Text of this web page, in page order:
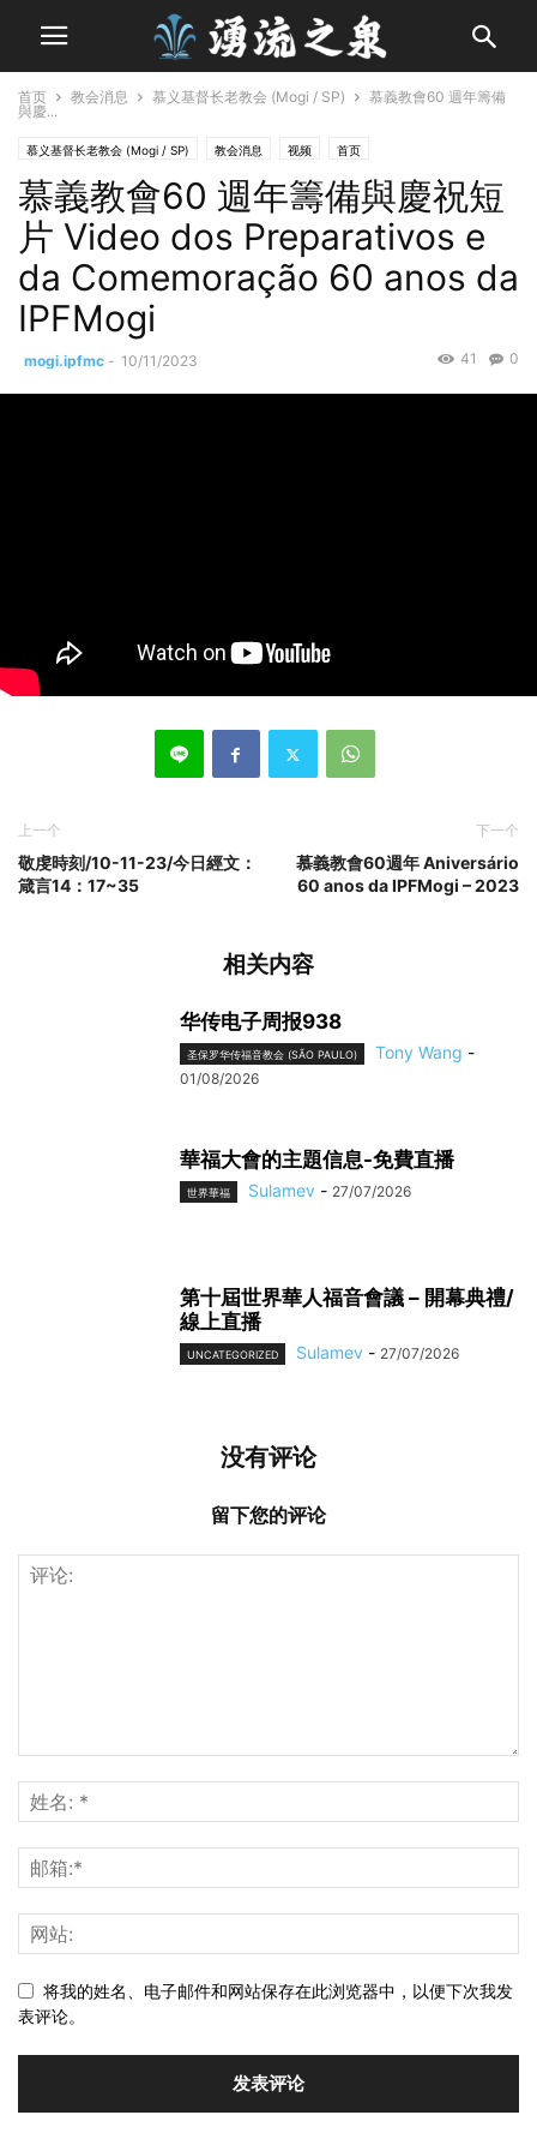
首页 教会消息 慕义基督长老教会 (Mogi / SP)
慕義教會60 週年籌備
與慶...
慕义基督长老教会 (Mogi / SP) 教会消息 视频 首页
慕義教會60 週年籌備與慶祝短
片 Video dos Preparativos e
da Comemoração 60 anos da
IPFMogi
mogi.ipfmc - 10/11/2023 0
41
上一个
敬虔時刻/10-11-23/今日經文：
箴言14：17~35
下一个
慕義教會60週年 Aniversário
60 anos da IPFMogi – 2023
相关内容
华传电子周报938
圣保罗华传福音教会 (SÃO PAULO) Tony Wang -
01/08/2026
華福大會的主題信息-免費直播
世界華福 Sulamev - 27/07/2026
第十屆世界華人福音會議 – 開幕典禮/
線上直播
UNCATEGORIZED Sulamev - 27/07/2026
没有评论
留下您的评论
将我的姓名、电子邮件和网站保存在此浏览器中，以便下次我发
表评论。